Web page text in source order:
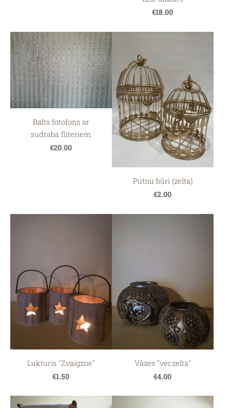
€18.00
Balts fotofons ar
sudraba fliteriem
€20.00
Putnu būri (zelta)
€2.00
Lukturis "Zvaigzne"
€1.50
Vāzes "veczelta"
€4.00